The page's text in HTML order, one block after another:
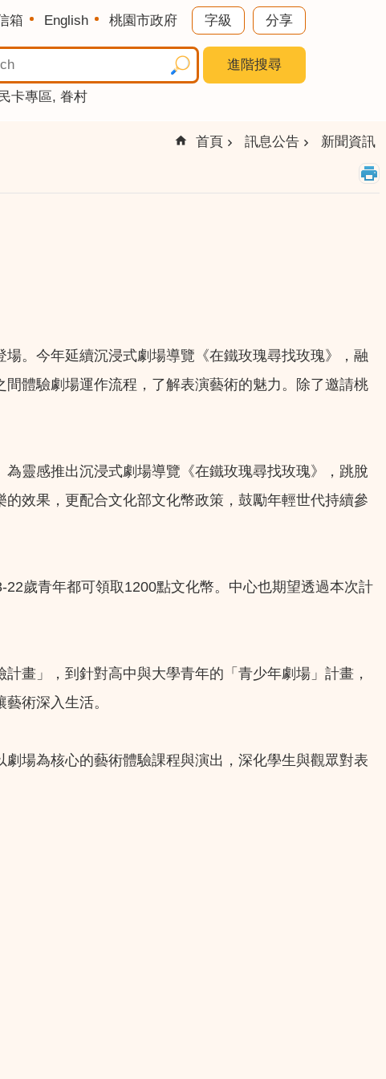
箱 English 桃園市政府 字級 分享
進階搜尋
卡專區 眷村
首頁 訊息公告 新聞資訊
。今年延續沉浸式劇場導覽《在鐵玫瑰尋找玫瑰》，融
體驗劇場運作流程，了解表演藝術的魅力。除了邀請桃
靈感推出沉浸式劇場導覽《在鐵玫瑰尋找玫瑰》，跳脫
效果，更配合文化部文化幣政策，鼓勵年輕世代持續參
歲青年都可領取1200點文化幣。中心也期望透過本次計
畫」，到針對高中與大學青年的「青少年劇場」計畫，
術深入生活。
場為核心的藝術體驗課程與演出，深化學生與觀眾對表